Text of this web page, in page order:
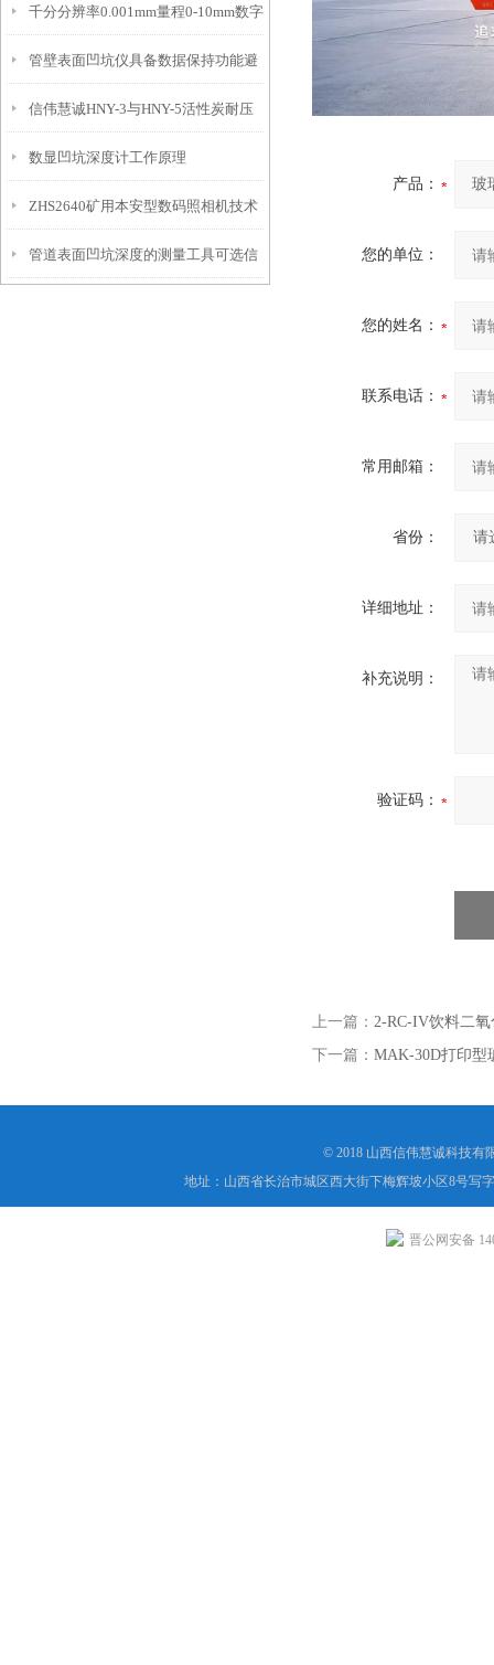
10mm！
特点
千分分辨率0.001mm量程0-10mm数字
埋头度仪技术参数！
管壁表面凹坑仪具备数据保持功能避
免测试过程中测针移动导致数据变动
信伟慧诚HNY-3与HNY-5活性炭耐压
强度测定仪技术参数！
数显凹坑深度计工作原理
ZHS2640矿用本安型数码照相机技术
参数！
管道表面凹坑深度的测量工具可选信
产品：
您的单位：
您的姓名：
联系电话：
常用邮箱：
省份：
详细地址：
补充说明：
验证码：
上一篇： 2-RC-IV饮料二
下一篇： MAK-30D打印型
© 2018 山西信伟慧诚科技有
地址：山西省长治市城区西大街下梅辉坡小区8号写
晋公网安备